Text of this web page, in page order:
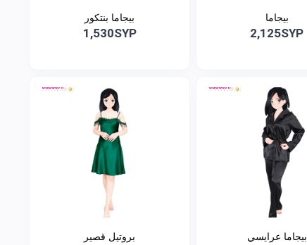
بيجاما
2,125SYP
بيجاما بنتكور
1,530SYP
بيجاما عرايسي بروتيل قصير